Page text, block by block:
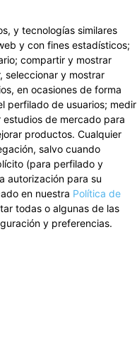
y tecnologías similares
y con fines estadísticos;
compartir y mostrar
seleccionar y mostrar
en ocasiones de forma
perfilado de usuarios; medir
de mercado para
productos. Cualquier
salvo cuando
(para perfilado y
autorización para su
en nuestra Política de
todas o algunas de las
y preferencias.